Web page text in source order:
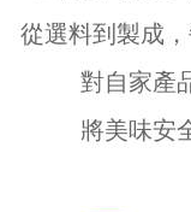
從選料到製成
對自家產
將美味安